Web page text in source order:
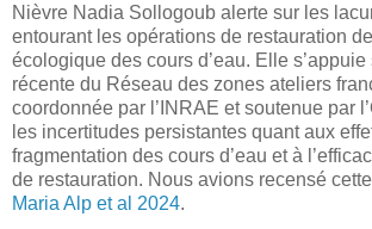
Nièvre Nadia Sollogoub alerte sur les
entourant les opérations de restauration
écologique des cours d’eau. Elle
récente du Réseau des zones ateliers
coordonnée par l’INRAE et soutenue par
les incertitudes persistantes quant aux
fragmentation des cours d’eau et à
de restauration. Nous avions recensé cette
Maria Alp et al 2024.